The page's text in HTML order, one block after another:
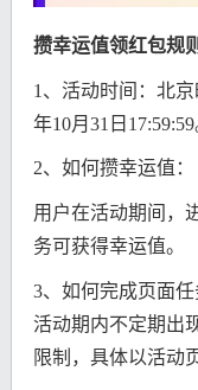
攒幸运值领红包规
1、活动时间：北京
年10月31日17:59:59
2、如何攒幸运值：
用户在活动期间，
务可获得幸运值。
3、如何完成页面
活动期内不定期出
限制，具体以活动